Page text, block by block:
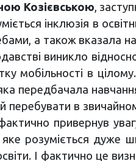
Козієвською,
інклюзія в
а також вказала
виникло
в цілому.
передбачала
в
привернув
розуміється
І фактично це